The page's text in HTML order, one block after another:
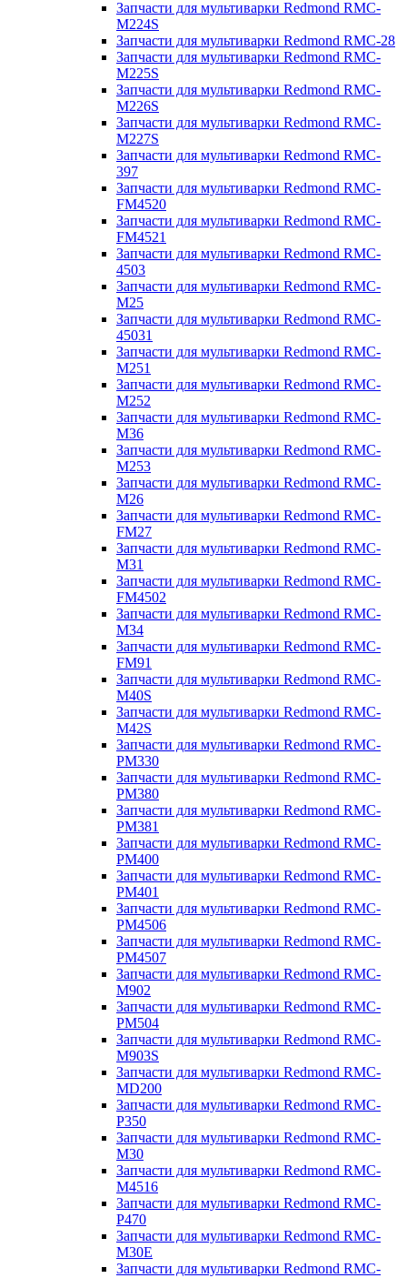
Запчасти для мультиварки Redmond RMC-
M224S
Запчасти для мультиварки Redmond RMC-28
Запчасти для мультиварки Redmond RMC-
M225S
Запчасти для мультиварки Redmond RMC-
M226S
Запчасти для мультиварки Redmond RMC-
M227S
Запчасти для мультиварки Redmond RMC-
397
Запчасти для мультиварки Redmond RMC-
FM4520
Запчасти для мультиварки Redmond RMC-
FM4521
Запчасти для мультиварки Redmond RMC-
4503
Запчасти для мультиварки Redmond RMC-
M25
Запчасти для мультиварки Redmond RMC-
45031
Запчасти для мультиварки Redmond RMC-
M251
Запчасти для мультиварки Redmond RMC-
M252
Запчасти для мультиварки Redmond RMC-
M36
Запчасти для мультиварки Redmond RMC-
M253
Запчасти для мультиварки Redmond RMC-
M26
Запчасти для мультиварки Redmond RMC-
FM27
Запчасти для мультиварки Redmond RMC-
M31
Запчасти для мультиварки Redmond RMC-
FM4502
Запчасти для мультиварки Redmond RMC-
M34
Запчасти для мультиварки Redmond RMC-
FM91
Запчасти для мультиварки Redmond RMC-
M40S
Запчасти для мультиварки Redmond RMC-
M42S
Запчасти для мультиварки Redmond RMC-
PM330
Запчасти для мультиварки Redmond RMC-
PM380
Запчасти для мультиварки Redmond RMC-
PM381
Запчасти для мультиварки Redmond RMC-
PM400
Запчасти для мультиварки Redmond RMC-
PM401
Запчасти для мультиварки Redmond RMC-
PM4506
Запчасти для мультиварки Redmond RMC-
PM4507
Запчасти для мультиварки Redmond RMC-
M902
Запчасти для мультиварки Redmond RMC-
PM504
Запчасти для мультиварки Redmond RMC-
M903S
Запчасти для мультиварки Redmond RMC-
MD200
Запчасти для мультиварки Redmond RMC-
P350
Запчасти для мультиварки Redmond RMC-
M30
Запчасти для мультиварки Redmond RMC-
M4516
Запчасти для мультиварки Redmond RMC-
P470
Запчасти для мультиварки Redmond RMC-
M30E
Запчасти для мультиварки Redmond RMC-